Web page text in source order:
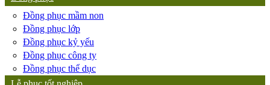
Đồng phục mầm non
Đồng phục lớp
Đồng phục kỷ yếu
Đồng phục công ty
Đồng phục thể dục